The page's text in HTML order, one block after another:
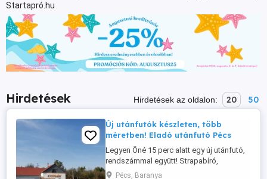
Startapró.hu
Hirdetések Hirdetések az oldalon: 20 50
Új utánfutók készleten, több
méretben! Eladó utánfutó Pécs
Legyen Öné 15 perc alatt egy új utánfutó,
rendszámmal együtt! Strapabíró,
hegesztett, laprugós, magyar gyártmány
Pécs, Baranya